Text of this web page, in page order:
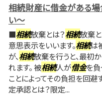
相続財産に借金がある
い～
■相続放棄とは？相続放棄と
意思表示をいいます。相続は
が、相続放棄を行うと、最初
れます。 被相続人が借金を負
ことによってその負担を回避
定承認とは？限定...